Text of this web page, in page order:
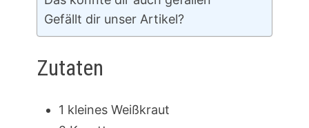
Gefällt dir unser Artikel?
Zutaten
1 kleines Weißkraut